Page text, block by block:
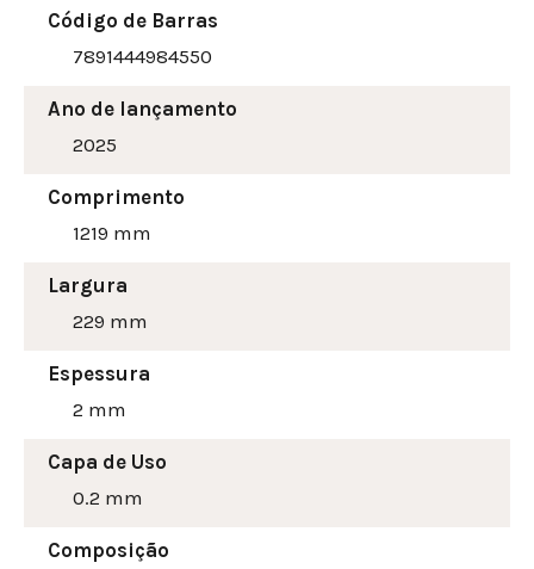
Código de Barras
7891444984550
Ano de lançamento
2025
Comprimento
1219 mm
Largura
229 mm
Espessura
2 mm
Capa de Uso
0.2 mm
Composição